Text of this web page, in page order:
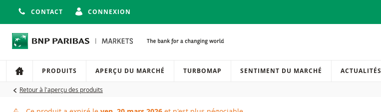
CONTACT CONNEXION
Navigation
Navigation sur le site
PRODUITS APERÇU DU MARCHÉ TURBOMAP SENTIMENT DU MARCHÉ ACTUALITÉS
Retour à l'aperçu des produits